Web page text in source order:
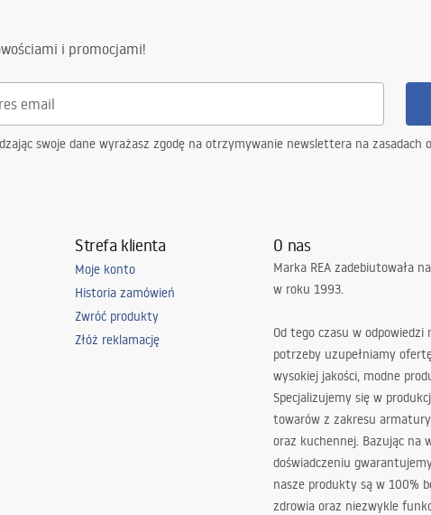
i promocjami!
swoje dane wyrażasz zgodę na otrzymywanie newslettera na zasadach
Strefa klienta
Moje konto
Historia zamówień
Zwróć produkty
Złóż reklamację
O nas
Marka REA zadebiutowała
w roku 1993.
Od tego czasu w odpowiedzi
potrzeby uzupełniamy
wysokiej jakości, modne
Specjalizujemy się w
towarów z zakresu
oraz kuchennej. Bazując na
doświadczeniu
nasze produkty są w 100%
zdrowia oraz niezwykle